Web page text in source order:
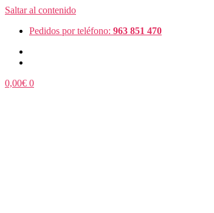
Saltar al contenido
Pedidos por teléfono: 963 851 470
0,00€ 0